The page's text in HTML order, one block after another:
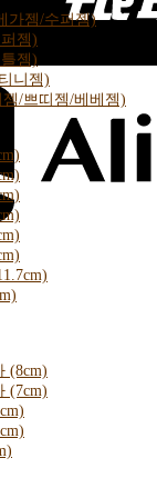
가젬/수퍼젬)
젬)
젬)
니젬)
/쁘띠젬/베베젬)
(8cm)
(7cm)